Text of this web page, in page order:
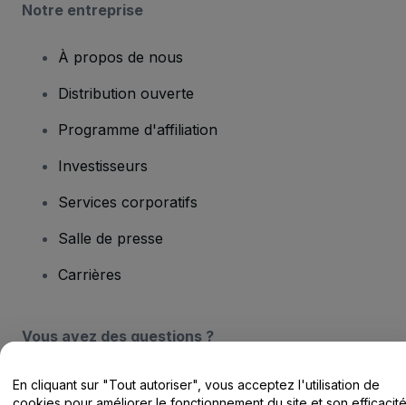
Notre entreprise
À propos de nous
Distribution ouverte
Programme d'affiliation
Investisseurs
Services corporatifs
Salle de presse
Carrières
Vous avez des questions ?
Centre d'assistance / Nous contacter
En cliquant sur "Tout autoriser", vous acceptez l'utilisation de